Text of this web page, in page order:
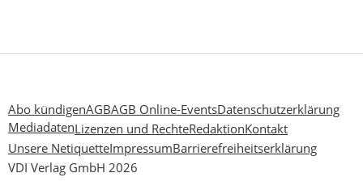
Abo kündigenAGBAGB Online-EventsDatenschutzerklärung
MediadatenLizenzen und RechteRedaktionKontakt
Unsere NetiquetteImpressumBarrierefreiheitserklärung
VDI Verlag GmbH 2026